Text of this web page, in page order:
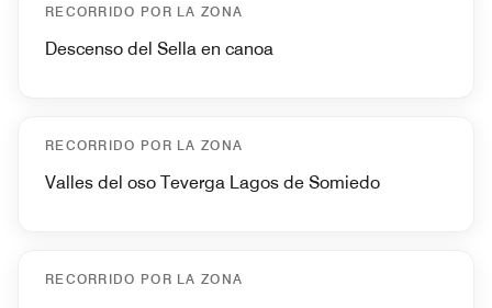
RECORRIDO POR LA ZONA
Descenso del Sella en canoa
RECORRIDO POR LA ZONA
Valles del oso Teverga Lagos de Somiedo
RECORRIDO POR LA ZONA